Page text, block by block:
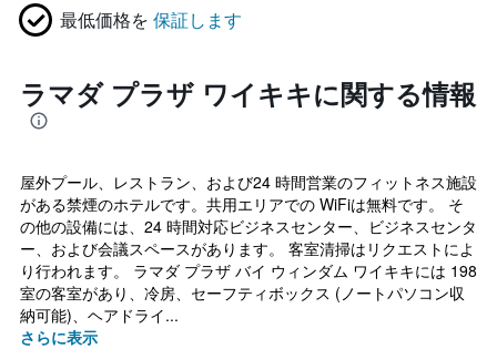
最低価格を 保証します
ラマダ プラザ ワイキキに関する情報
屋外プール、レストラン、および24 時間営業のフィットネス施設
がある禁煙のホテルです。共用エリアでの WiFiは無料です。 そ
の他の設備には、24 時間対応ビジネスセンター、ビジネスセンタ
ー、および会議スペースがあります。 客室清掃はリクエストによ
り行われます。 ラマダ プラザ バイ ウィンダム ワイキキには 198
室の客室があり、冷房、セーフティボックス (ノートパソコン収
納可能)、ヘアドライ...
さらに表示